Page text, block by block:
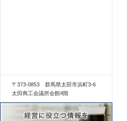
〒373-0853 群馬県太田市浜町3-6
太田商工会議所会館4階